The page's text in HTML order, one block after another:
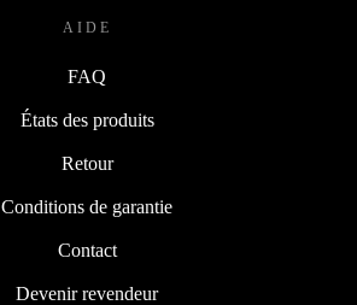
AIDE
FAQ
États des produits
Retour
Conditions de garantie
Contact
Devenir revendeur